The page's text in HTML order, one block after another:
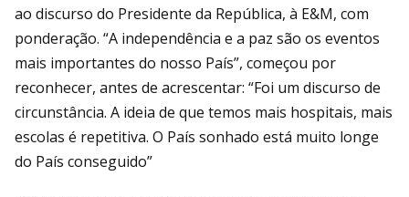
ao discurso do Presidente da República, à E&M, com
ponderação. “A independência e a paz são os eventos
mais importantes do nosso País”, começou por
reconhecer, antes de acrescentar: “Foi um discurso de
circunstância. A ideia de que temos mais hospitais, mais
escolas é repetitiva. O País sonhado está muito longe
do País conseguido”